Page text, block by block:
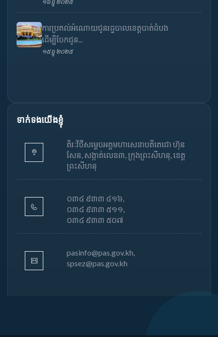
១៦ ធ្នូ ២០២៥
ការប្រគល់អំណោយជូនរដ្ឋបាលខេត្តបាត់ដំបង
ដើម្បីចែកជូន...
១៥ ធ្នូ ២០២៥
ទាក់ទងយើងខ្ញុំ
តិរៈវិថីសម្តេចអគ្គមហាសេនាបតីតេជោ ហ៊ុន
សែន, សង្កាត់លេខ៣, ក្រុងព្រះសីហនុ, ខេត្ត
ព្រះសីហនុ
០៣៤ ៩៣៣ ៤១៦,
០៣៤ ៩៣៣ ៥១១,
០៣៤ ៩៣៣ ៥០៧
pasinfo@pas.gov.kh,
spsez@pas.gov.kh